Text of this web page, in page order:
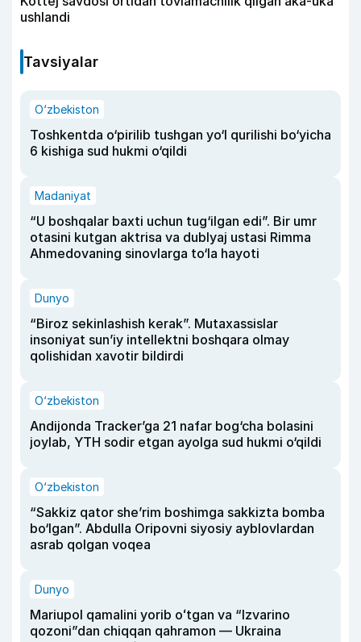
ushlandi
Tavsiyalar
O‘zbekiston
Toshkentda o‘pirilib tushgan yo‘l qurilishi bo‘yicha
6 kishiga sud hukmi o‘qildi
Madaniyat
“U boshqalar baxti uchun tug‘ilgan edi”. Bir umr
otasini kutgan aktrisa va dublyaj ustasi Rimma
Ahmedovaning sinovlarga to‘la hayoti
Dunyo
“Biroz sekinlashish kerak”. Mutaxassislar
insoniyat sun’iy intellektni boshqara olmay
qolishidan xavotir bildirdi
O‘zbekiston
Andijonda Tracker’ga 21 nafar bog‘cha bolasini
joylab, YTH sodir etgan ayolga sud hukmi o‘qildi
O‘zbekiston
“Sakkiz qator she’rim boshimga sakkizta bomba
bo‘lgan”. Abdulla Oripovni siyosiy ayblovlardan
asrab qolgan voqea
Dunyo
Mariupol qamalini yorib oʻtgan va “Izvarino
qozoni”dan chiqqan qahramon — Ukraina